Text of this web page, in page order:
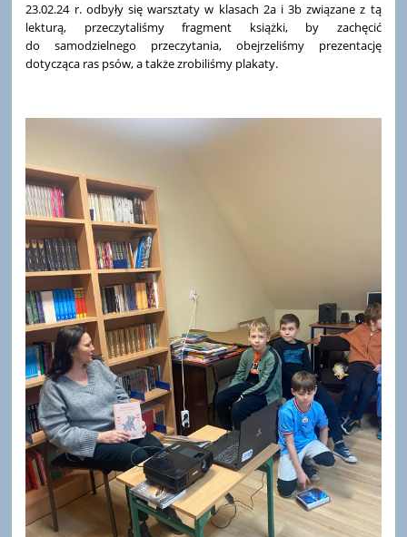
23.02.24 r. odbyły się warsztaty w klasach 2a i 3b związane z tą
lekturą, przeczytaliśmy fragment książki, by zachęcić
do samodzielnego przeczytania, obejrzeliśmy prezentację
dotycząca ras psów, a także zrobiliśmy plakaty.